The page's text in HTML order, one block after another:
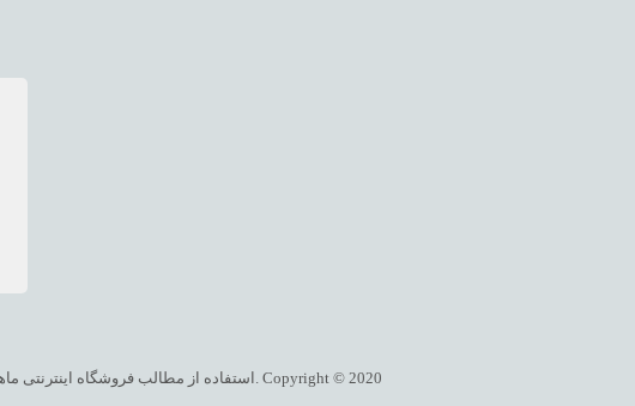
استفاده از مطالب فروشگاه اینترنتی ماهی مشتا فقط برای مقاصد غیرتجاری و با ذکر منبع بلامانع است. کلیه حقوق این سایت متعلق به ماهی مشتا می‌باشد. Copyright © 2020